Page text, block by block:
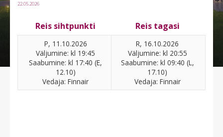
22.05.2026
Reis sihtpunkti Reis tagasi
P, 11.10.2026
Väljumine: kl 19:45
Saabumine: kl 17:40 (E,
12.10)
Vedaja: Finnair
R, 16.10.2026
Väljumine: kl 20:55
Saabumine: kl 09:40 (L,
17.10)
Vedaja: Finnair